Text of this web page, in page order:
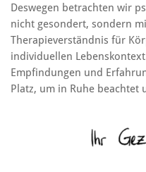
Deswegen betrachten wir
nicht gesondert, sondern
Therapieverständnis für
individuellen
Empfindungen und
Platz, um in Ruhe beachtet